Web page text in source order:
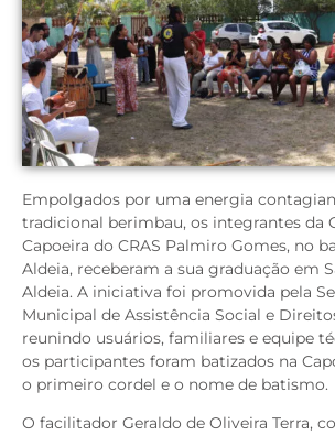
Empolgados por uma energia
tradicional berimbau, os integrantes da
Capoeira do CRAS Palmiro Gomes, no
Aldeia, receberam a sua graduação em
Aldeia. A iniciativa foi promovida pela
Municipal de Assistência Social e
reunindo usuários, familiares e equipe
os participantes foram batizados na
o primeiro cordel e o nome de batismo.
O facilitador Geraldo de Oliveira Terra,